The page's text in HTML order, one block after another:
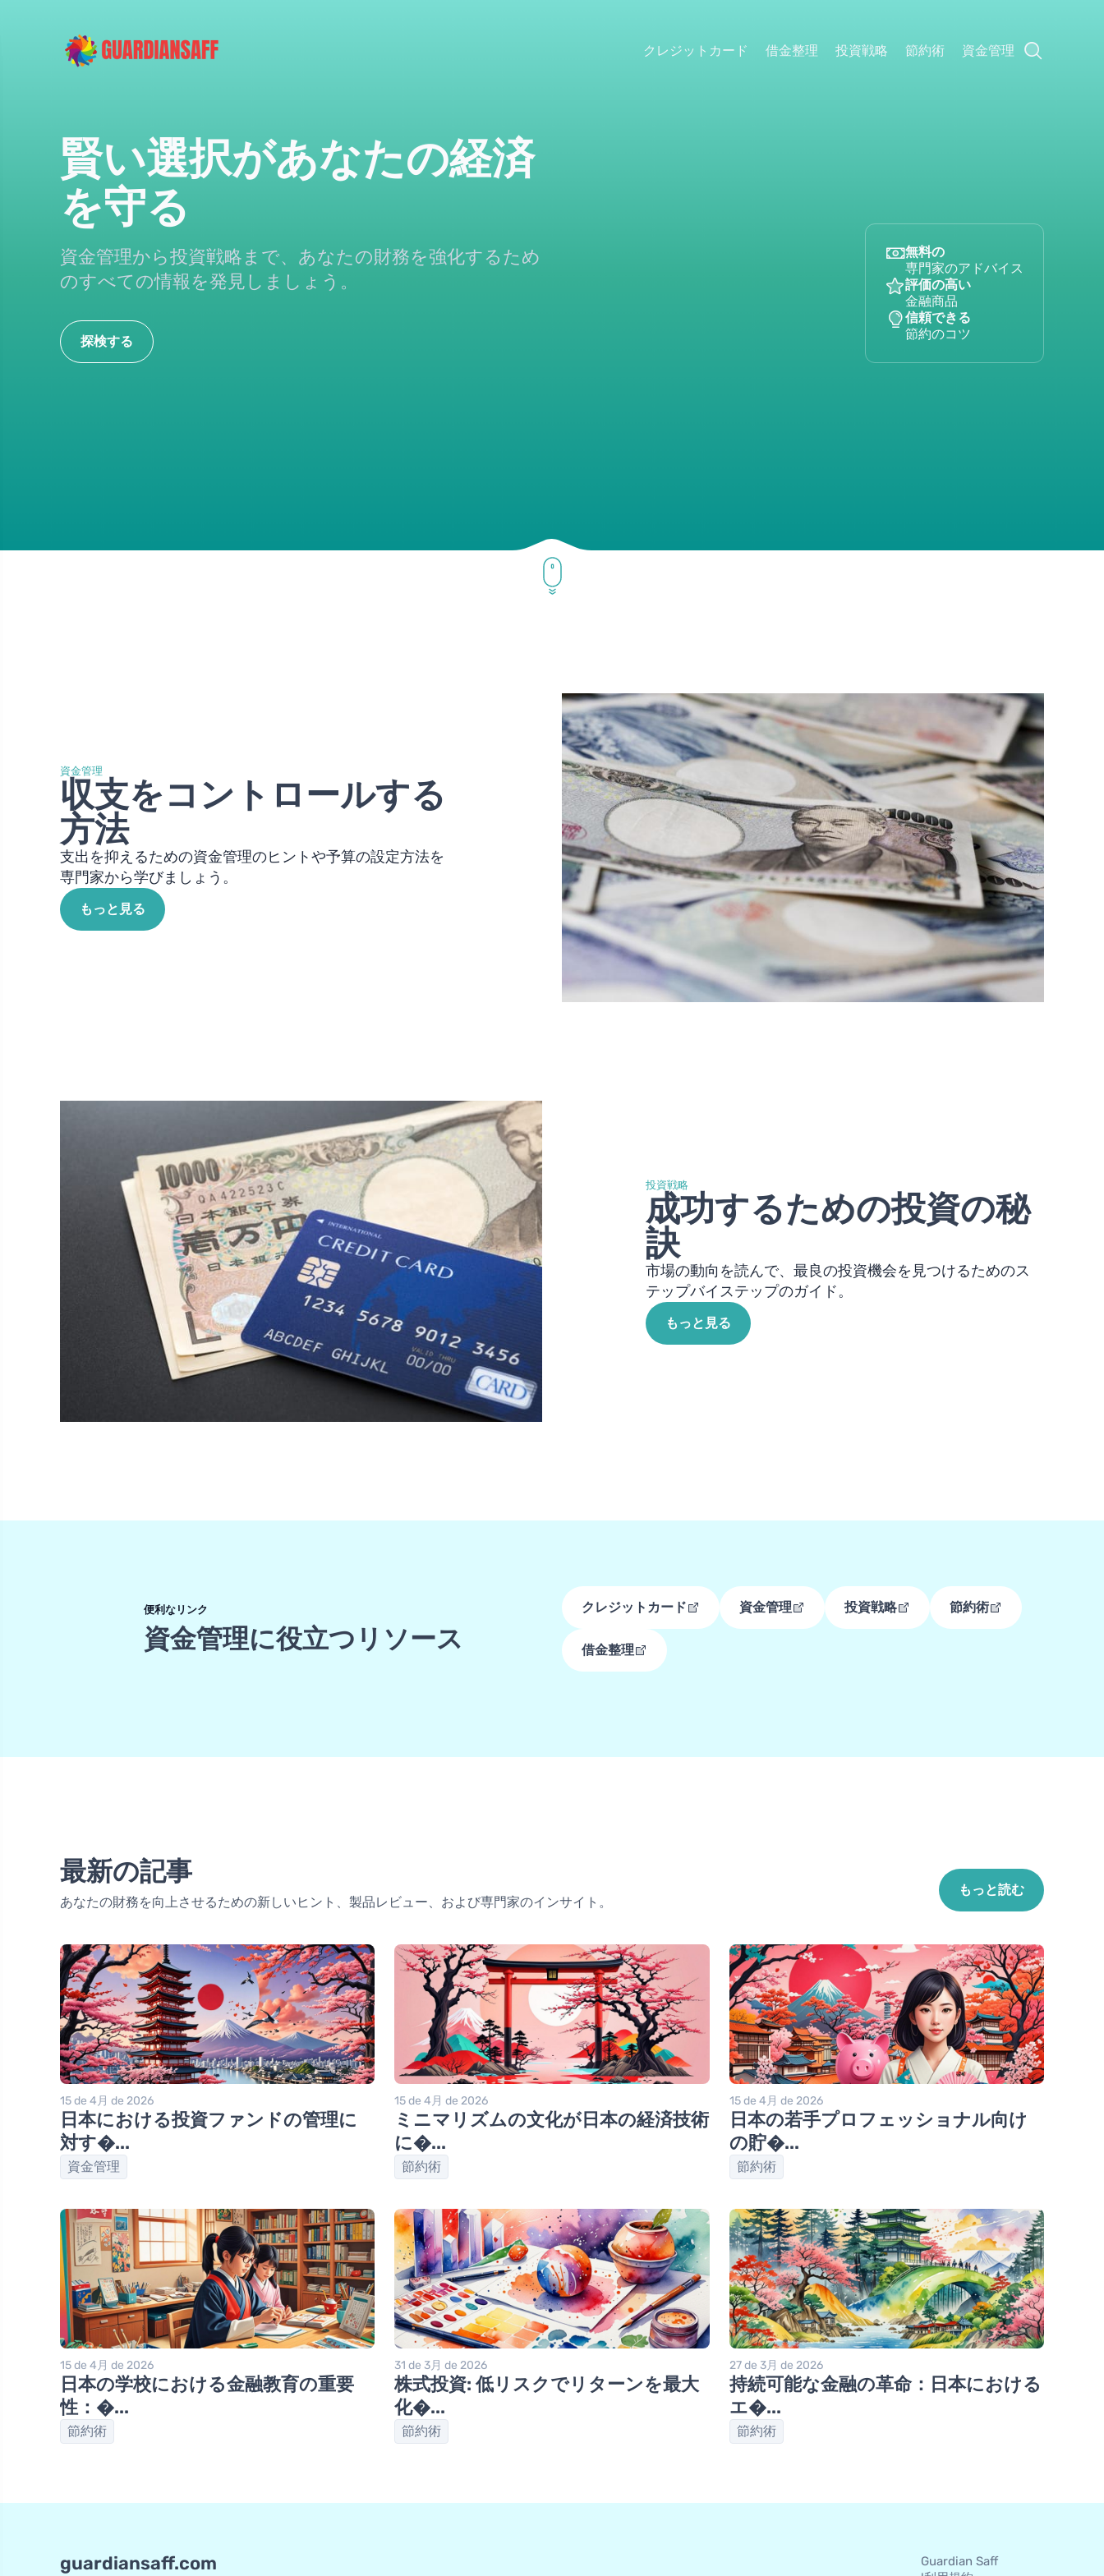
クレジットカード 借金整理 投資戦略 節約術 資金管理
賢い選択があなたの経済
を守る
資金管理から投資戦略まで、あなたの財務を強化するため
のすべての情報を発見しましょう。
探検する
無料の
専門家のアドバイス
評価の高い
金融商品
信頼できる
節約のコツ
資金管理
収支をコントロールする
方法
支出を抑えるための資金管理のヒントや予算の設定方法を
専門家から学びましょう。
もっと見る
投資戦略
成功するための投資の秘
訣
市場の動向を読んで、最良の投資機会を見つけるためのス
テップバイステップのガイド。
もっと見る
便利なリンク
資金管理に役立つリソース
クレジットカード 資金管理 投資戦略 節約術
借金整理
最新の記事
あなたの財務を向上させるための新しいヒント、製品レビュー、および専門家のインサイト。
もっと読む
15 de 4月 de 2026
日本における投資ファンドの管理に
対す�...
資金管理
15 de 4月 de 2026
ミニマリズムの文化が日本の経済技術
に�...
節約術
15 de 4月 de 2026
日本の若手プロフェッショナル向け
の貯�...
節約術
15 de 4月 de 2026
日本の学校における金融教育の重要
性：�...
節約術
31 de 3月 de 2026
株式投資: 低リスクでリターンを最大
化�...
節約術
27 de 3月 de 2026
持続可能な金融の革命：日本における
エ�...
節約術
guardiansaff.com
Guardian Saff